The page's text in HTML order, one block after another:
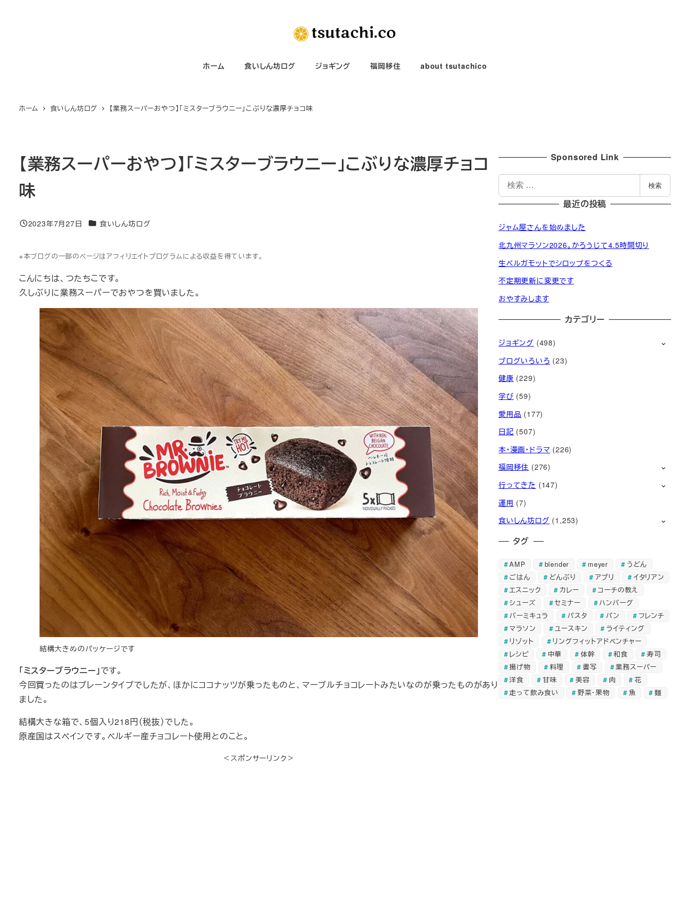
ホーム 食いしん坊ログ ジョギング 福岡移住 about tsutachico
ホーム 食いしん坊ログ 【業務スーパーおやつ】「ミスターブラウニー」こぶりな濃厚チョコ味
【業務スーパーおやつ】「ミスターブラウニー」こぶりな濃厚チョコ
味
投稿日
2023年7月27日 カテゴリー
食いしん坊ログ
※本ブログの一部のページはアフィリエイトプログラムによる収益を得ています。
こんにちは、つたちこです。
久しぶりに業務スーパーでおやつを買いました。
結構大きめのパッケージです
「ミスターブラウニー」です。
今回買ったのはプレーンタイプでしたが、ほかにココナッツが乗ったものと、マーブルチョコレートみたいなのが乗ったものがあり
ました。
結構大きな箱で、5個入り218円（税抜）でした。
原産国はスペインです。ベルギー産チョコレート使用とのこと。
＜スポンサーリンク＞
Sponsored Link
索
検索
最近の投稿
ジャム屋さんを始めました
北九州マラソン2026。かろうじて4.5時間切り
生ベルガモットでシロップをつくる
不定期更新に変更です
おやすみします
カテゴリー
ジョギング (498)
ブログいろいろ (23)
健康 (229)
学び (59)
愛用品 (177)
日記 (507)
本・漫画・ドラマ (226)
福岡移住 (276)
行ってきた (147)
運用 (7)
食いしん坊ログ (1,253)
タグ
AMP blender meyer
うどん
ごはん
どんぶり アプリ
イタリアン
エスニック
カレー
コーチの教え
シューズ
セミナー
ハンバーグ
バーミキュラ
パスタ パン
フレンチ
マラソン
ユースキン
ライティング
リゾット
リングフィットアドベンチャー
レシピ
中華 体幹 和食
寿司
揚げ物
料理 書写
業務スーパー
洋食
甘味 美容 肉
花
走って飲み食い
野菜・果物 魚 麺